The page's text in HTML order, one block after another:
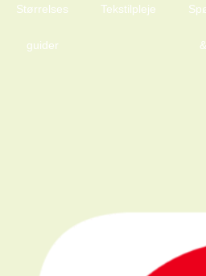
Størrelses
guider
Tekstilpleje